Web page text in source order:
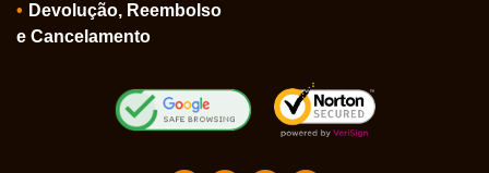
Devolução, Reembolso
e Cancelamento